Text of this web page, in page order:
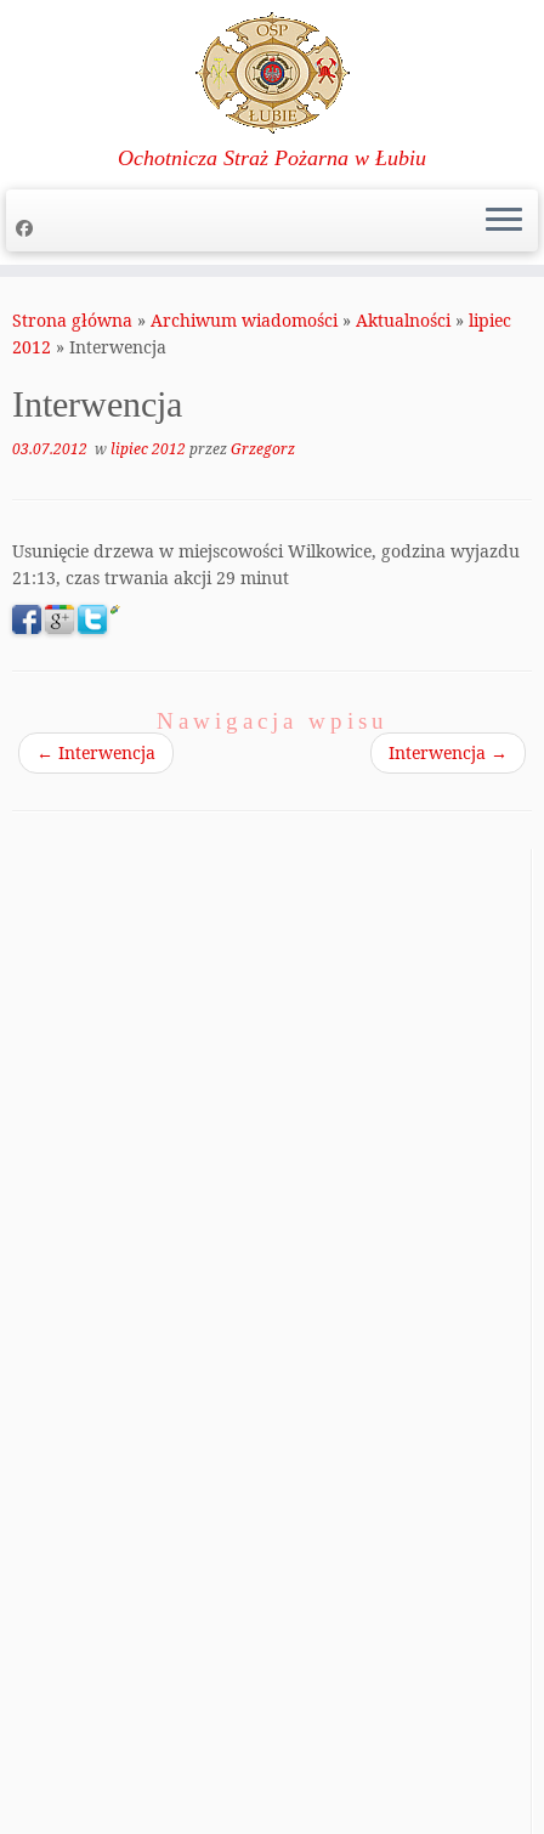
do
treści
Ochotnicza Straż Pożarna w Łubiu
Strona główna » Archiwum wiadomości » Aktualności » lipiec
2012 » Interwencja
Interwencja
03.07.2012 wlipiec 2012 przezGrzegorz
Usunięcie drzewa w miejscowości Wilkowice, godzina wyjazdu
21:13, czas trwania akcji 29 minut
Nawigacja wpisu
← Interwencja Interwencja →